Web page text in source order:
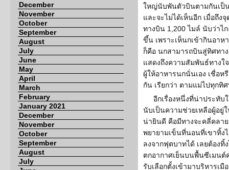
December
November
October
September
August
July
June
May
April
March
February
January 2021
December
November
October
September
August
July
ใหญ่นับพันตัวบินตามกันเป็
และจะไม่ได้เห็นอีก เมื่อถึง
ทางบิน 1,200 ไมล์ นับว่าไ
ขึ้น เพราะเห็นกเข้ากินอาห
ก็คือ นกสามารถบินสู่ทิศทา
แสดงถึงความสัมพันธ์ทางใ
ผู้ให้อาหารนกนั่นเอง เชื่อห
กัน เรียกว่า ตามแม่ไปทุกทิ
อีกเรื่องหนึ่งที่น่าประทับ
นับเป็นความช่วยเหลือผู้อยู่
น่ายินดี คือมีทางจะคลี่คลา
พยายามเข็นที่นอนที่เขาทิ้ง
ลงจากฟุตบาทได้ เลยต้อง
ตกอากาศเย็นบนพื้นซีเมน
รับเลือกตั้งเข้ามาบริหารเมื